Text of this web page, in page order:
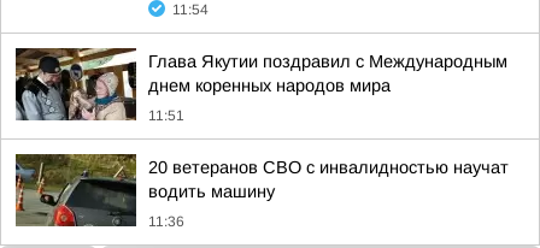
11:54
Глава Якутии поздравил с Международным
днем коренных народов мира
11:51
20 ветеранов СВО с инвалидностью научат
водить машину
11:36